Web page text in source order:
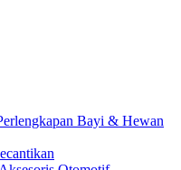
Bayi & Hewan